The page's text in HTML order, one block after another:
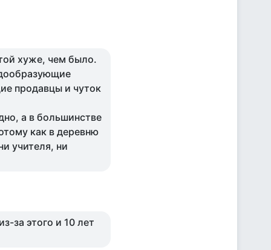
хуже, чем было.
продавцы и чуток
а в большинстве
как в деревню
учителя, ни
за этого и 10 лет